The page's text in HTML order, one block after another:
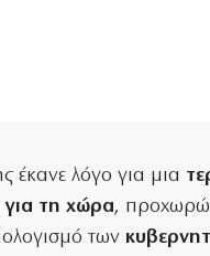
έκανε λόγο για μια
για τη χώρα,
των